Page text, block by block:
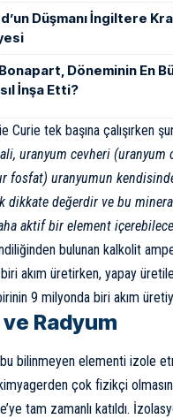
Düşmanı İngiltere
Döneminin En
İnşa Etti?
Curie tek başına çalışırken
uranyum cevheri (uranyum
fosfat) uranyumun
dikkate değerdir ve bu
aktif bir element
bulunan kalkolit
akım üretirken, yapay
9 milyonda biri akım
Radyum
bilinmeyen elementi izole
çok fizikçi
tam zamanlı katıldı.